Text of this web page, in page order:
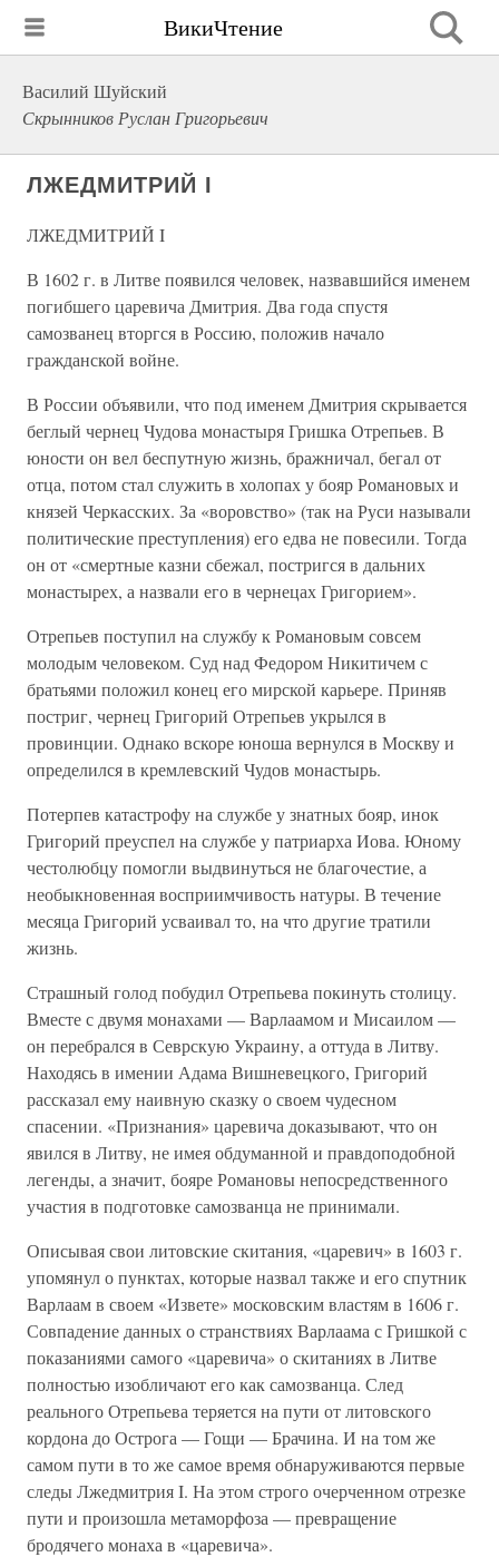
ВикиЧтение
Василий Шуйский
Скрынников Руслан Григорьевич
ЛЖЕДМИТРИЙ I
ЛЖЕДМИТРИЙ I
В 1602 г. в Литве появился человек, назвавшийся именем
погибшего царевича Дмитрия. Два года спустя
самозванец вторгся в Россию, положив начало
гражданской войне.
В России объявили, что под именем Дмитрия скрывается
беглый чернец Чудова монастыря Гришка Отрепьев. В
юности он вел беспутную жизнь, бражничал, бегал от
отца, потом стал служить в холопах у бояр Романовых и
князей Черкасских. За «воровство» (так на Руси называли
политические преступления) его едва не повесили. Тогда
он от «смертные казни сбежал, постригся в дальних
монастырех, а назвали его в чернецах Григорием».
Отрепьев поступил на службу к Романовым совсем
молодым человеком. Суд над Федором Никитичем с
братьями положил конец его мирской карьере. Приняв
постриг, чернец Григорий Отрепьев укрылся в
провинции. Однако вскоре юноша вернулся в Москву и
определился в кремлевский Чудов монастырь.
Потерпев катастрофу на службе у знатных бояр, инок
Григорий преуспел на службе у патриарха Иова. Юному
честолюбцу помогли выдвинуться не благочестие, а
необыкновенная восприимчивость натуры. В течение
месяца Григорий усваивал то, на что другие тратили
жизнь.
Страшный голод побудил Отрепьева покинуть столицу.
Вместе с двумя монахами — Варлаамом и Мисаилом —
он перебрался в Севрскую Украину, а оттуда в Литву.
Находясь в имении Адама Вишневецкого, Григорий
рассказал ему наивную сказку о своем чудесном
спасении. «Признания» царевича доказывают, что он
явился в Литву, не имея обдуманной и правдоподобной
легенды, а значит, бояре Романовы непосредственного
участия в подготовке самозванца не принимали.
Описывая свои литовские скитания, «царевич» в 1603 г.
упомянул о пунктах, которые назвал также и его спутник
Варлаам в своем «Извете» московским властям в 1606 г.
Совпадение данных о странствиях Варлаама с Гришкой с
показаниями самого «царевича» о скитаниях в Литве
полностью изобличают его как самозванца. След
реального Отрепьева теряется на пути от литовского
кордона до Острога — Гощи — Брачина. И на том же
самом пути в то же самое время обнаруживаются первые
следы Лжедмитрия I. На этом строго очерченном отрезке
пути и произошла метаморфоза — превращение
бродячего монаха в «царевича».